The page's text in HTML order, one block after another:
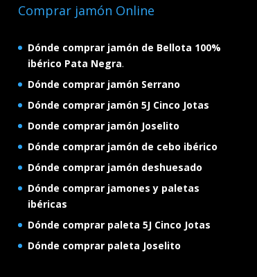
Comprar jamón Online
Dónde comprar jamón de Bellota 100%
ibérico Pata Negra.
Dónde comprar jamón Serrano
Dónde comprar jamón 5J Cinco Jotas
Donde comprar jamón Joselito
Dónde comprar jamón de cebo ibérico
Dónde comprar jamón deshuesado
Dónde comprar jamones y paletas
ibéricas
Dónde comprar paleta 5J Cinco Jotas
Dónde comprar paleta Joselito